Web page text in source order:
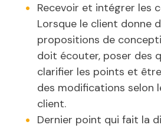
Recevoir et intégrer les
Lorsque le client donne
propositions de
doit écouter, poser des
clarifier les points et
des modifications selon
client.
Dernier point qui fait la